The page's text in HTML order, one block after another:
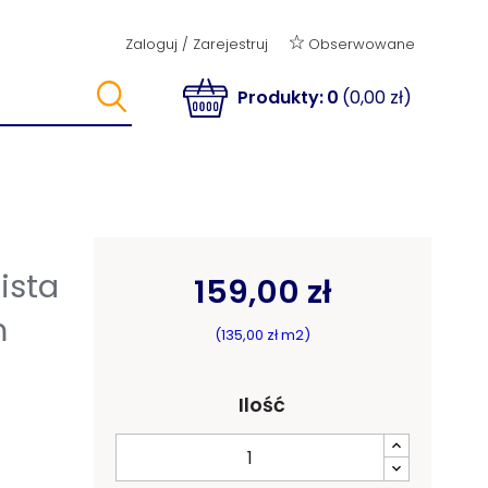
Zaloguj / Zarejestruj Obserwowane
Produkty:0 (0,00 zł)
159,00 zł
(135,00 zł m2)
Ilość